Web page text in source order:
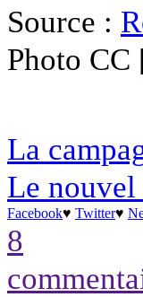
Source :
Photo CC
La
Le nouvel
Facebook♥ Twitter♥
8